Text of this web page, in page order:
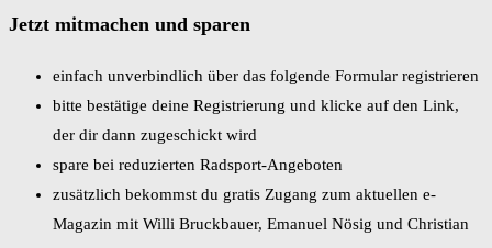
Jetzt mitmachen und sparen
einfach unverbindlich über das folgende Formular registrieren
bitte bestätige deine Registrierung und klicke auf den Link,
der dir dann zugeschickt wird
spare bei reduzierten Radsport-Angeboten
zusätzlich bekommst du gratis Zugang zum aktuellen e-
Magazin mit Willi Bruckbauer, Emanuel Nösig und Christian